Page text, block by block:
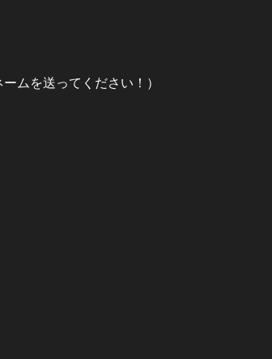
ムを送ってください！）